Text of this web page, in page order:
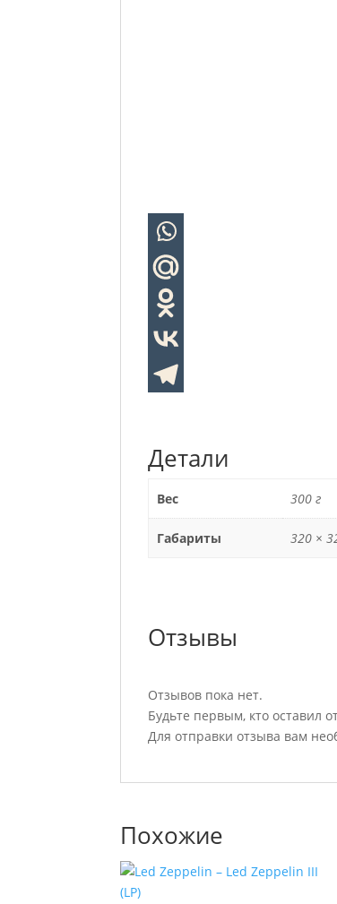
Детали
Вес 300 г
Габариты 320 ×
Отзывы
Отзывов пока нет.
Будьте первым, кто оставил
Для отправки отзыва вам
Похожие